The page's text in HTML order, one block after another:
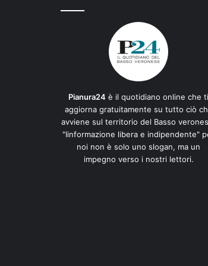
Pianura24 è il quotidiano online che ti
aggiorna gratuitamente su tutto ciò
avviene sul territorio del Basso
"Iinformazione libera e indipendente"
noi non è solo uno slogan, ma un
impegno verso i nostri lettori.